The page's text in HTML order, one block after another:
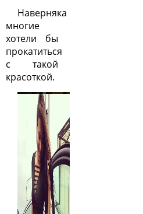
Наверняка
многие
хотели бы
прокатиться
с такой
красоткой.